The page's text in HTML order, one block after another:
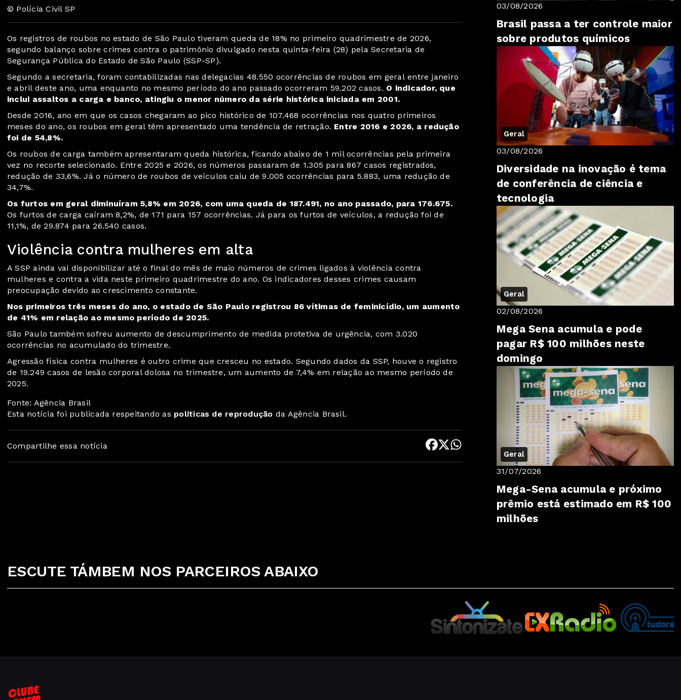
© Polícia Civil SP
Os registros de roubos no estado de São Paulo tiveram queda de 18% no primeiro quadrimestre de 2026,
segundo balanço sobre crimes contra o patrimônio divulgado nesta quinta-feira (28) pela Secretaria de
Segurança Pública do Estado de São Paulo (SSP-SP).
Segundo a secretaria, foram contabilizadas nas delegacias 48.550 ocorrências de roubos em geral entre janeiro
e abril deste ano, uma enquanto no mesmo período do ano passado ocorreram 59.202 casos. O indicador, que
inclui assaltos a carga e banco, atingiu o menor número da série histórica iniciada em 2001.
Desde 2016, ano em que os casos chegaram ao pico histórico de 107.468 ocorrências nos quatro primeiros
meses do ano, os roubos em geral têm apresentado uma tendência de retração. Entre 2016 e 2026, a redução
foi de 54,8%.
Os roubos de carga também apresentaram queda histórica, ficando abaixo de 1 mil ocorrências pela primeira
vez no recorte selecionado. Entre 2025 e 2026, os números passaram de 1.305 para 867 casos registrados,
redução de 33,6%. Já o número de roubos de veículos caiu de 9.005 ocorrências para 5.883, uma redução de
34,7%.
Os furtos em geral diminuíram 5,8% em 2026, com uma queda de 187.491, no ano passado, para 176.675.
Os furtos de carga caíram 8,2%, de 171 para 157 ocorrências. Já para os furtos de veículos, a redução foi de
11,1%, de 29.874 para 26.540 casos.
Violência contra mulheres em alta
A SSP ainda vai disponibilizar até o final do mês de maio números de crimes ligados à violência contra
mulheres e contra a vida neste primeiro quadrimestre do ano. Os indicadores desses crimes causam
preocupação devido ao crescimento constante.
Nos primeiros três meses do ano, o estado de São Paulo registrou 86 vítimas de feminicídio, um aumento
de 41% em relação ao mesmo período de 2025.
São Paulo também sofreu aumento de descumprimento de medida protetiva de urgência, com 3.020
ocorrências no acumulado do trimestre.
Agressão física contra mulheres é outro crime que cresceu no estado. Segundo dados da SSP, houve o registro
de 19.249 casos de lesão corporal dolosa no trimestre, um aumento de 7,4% em relação ao mesmo período de
2025.
Fonte: Agência Brasil
Esta notícia foi publicada respeitando as políticas de reprodução da Agência Brasil.
Compartilhe essa notícia
03/08/2026
Brasil passa a ter controle maior
sobre produtos químicos
Geral
03/08/2026
Diversidade na inovação é tema
de conferência de ciência e
tecnologia
Geral
02/08/2026
Mega Sena acumula e pode
pagar R$ 100 milhões neste
domingo
Geral
31/07/2026
Mega-Sena acumula e próximo
prêmio está estimado em R$ 100
milhões
ESCUTE TÁMBEM NOS PARCEIROS ABAIXO